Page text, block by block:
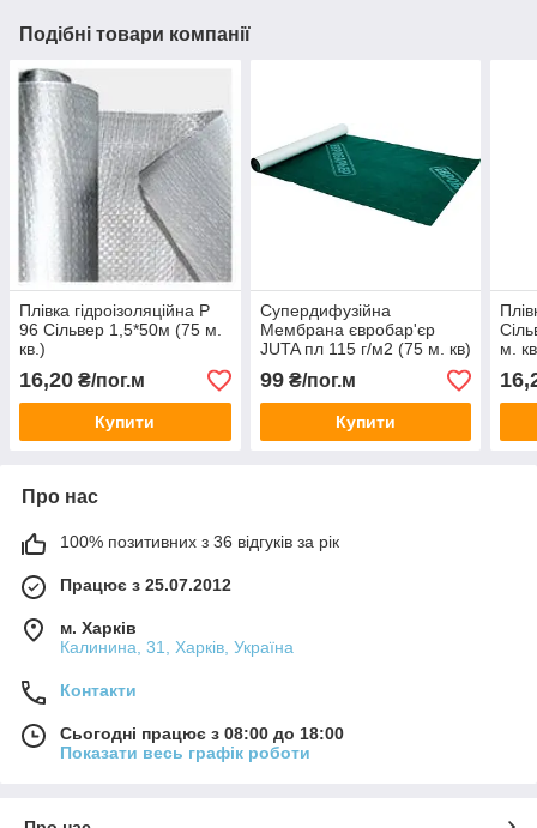
Подібні товари компанії
Плівка гідроізоляційна Р
96 Сільвер 1,5*50м (75 м.
кв.)
16,20 ₴/пог.м
Купити
Супердифузійна
Мембрана євробар'єр
JUTA пл 115 г/м2 (75 м. кв)
99₴/пог.м
Купити
м.
Про нас
100% позитивних з 36 відгуків за рік
Працює з 25.07.2012
м. Харків
Калинина, 31, Харків, Україна
Контакти
Сьогодні працює з 08:00 до 18:00
Показати весь графік роботи